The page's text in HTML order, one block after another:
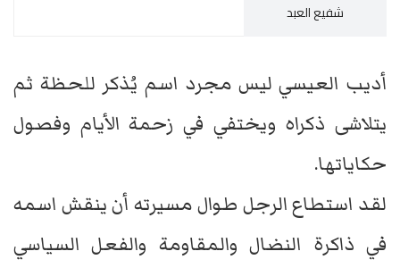
شفيع العبد
أديب العيسي ليس مجرد اسم يُذكر للحظة ثم
يتلاشى ذكراه ويختفي في زحمة الأيام وفصول
حكاياتها.
لقد استطاع الرجل طوال مسيرته أن ينقش اسمه
في ذاكرة النضال والمقاومة والفعل السياسي